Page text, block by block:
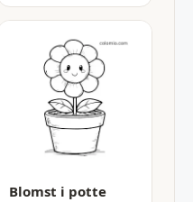
Blomst i potte